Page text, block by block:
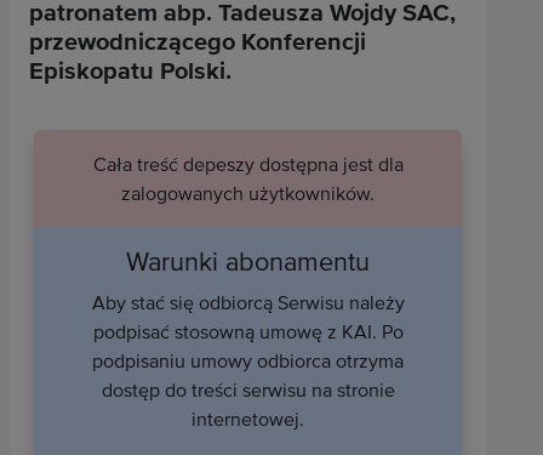
patronatem abp. Tadeusza Wojdy SAC,
przewodniczącego Konferencji
Episkopatu Polski.
Cała treść depeszy dostępna jest dla
zalogowanych użytkowników.
Warunki abonamentu
Aby stać się odbiorcą Serwisu należy
podpisać stosowną umowę z KAI. Po
podpisaniu umowy odbiorca otrzyma
dostęp do treści serwisu na stronie
internetowej.